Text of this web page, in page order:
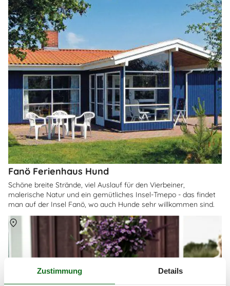
Fanö Ferienhaus Hund
Schöne breite Strände, viel Auslauf für den Vierbeiner,
malerische Natur und ein gemütliches Insel-Tmepo - das findet
man auf der Insel Fanö, wo auch Hunde sehr willkommen sind.
Fanö
Zustimmung Details